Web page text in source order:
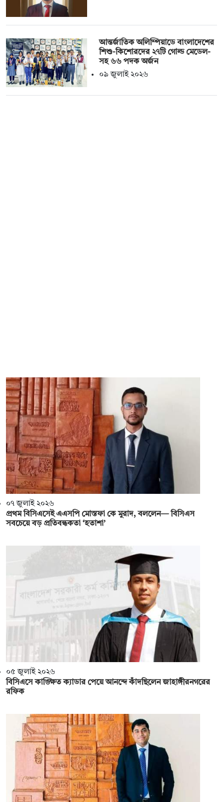
আন্তর্জাতিক অলিম্পিয়াডে বাংলাদেশের
শিশু-কিশোরদের ২৭টি গোল্ড মেডেল-
সহ ৬৬ পদক অর্জন
০৯ জুলাই ২০২৬
০৭ জুলাই ২০২৬
প্রথম বিসিএসেই এএসপি মোস্তফা কে মুরাদ, বললেন— বিসিএস
সবচেয়ে বড় প্রতিবন্ধকতা ‘হতাশা’
০৫ জুলাই ২০২৬
বিসিএসে কাঙ্ক্ষিত ক্যাডার পেয়ে আনন্দে কাঁদছিলেন জাহাঙ্গীরনগরের
রফিক